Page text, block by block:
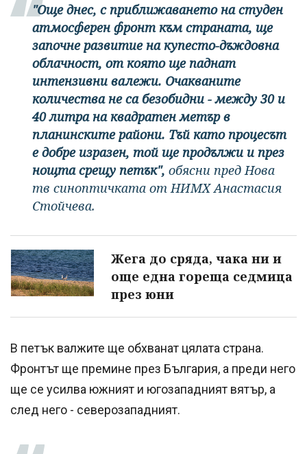
"Още днес, с приближаването на студен
атмосферен фронт към страната, ще
започне развитие на купесто-дъждовна
облачност, от която ще паднат
интензивни валежи. Очакваните
количества не са безобидни - между 30 и
40 литра на квадратен метър в
планинските райони. Тъй като процесът
е добре изразен, той ще продължи и през
нощта срещу петък", обясни пред Нова
тв синоптичката от НИМХ Анастасия
Стойчева.
Жега до сряда, чака ни и
още една гореща седмица
през юни
В петък валжите ще обхванат цялата страна.
Фронтът ще премине през България, а преди него
ще се усилва южният и югозападният вятър, а
след него - северозападният.